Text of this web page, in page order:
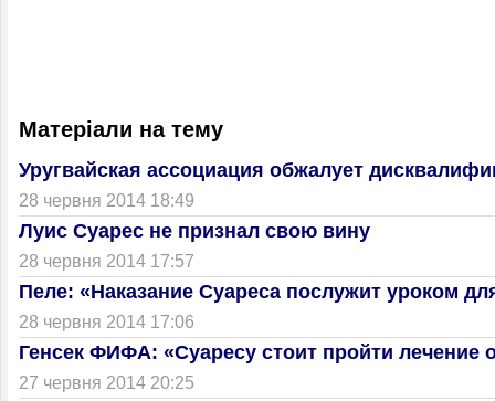
Матеріали на тему
Уругвайская ассоциация обжалует
28 червня 2014 18:49
Луис Суарес не признал свою вину
28 червня 2014 17:57
Пеле: «Наказание Суареса послужит уроком
28 червня 2014 17:06
Генсек ФИФА: «Суаресу стоит пройти лечение
27 червня 2014 20:25